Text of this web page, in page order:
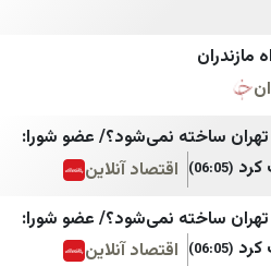
رویداد ۲۴
سروش خبر
عضو شورا:
آنلاین
عضو شورا:
آنلاین